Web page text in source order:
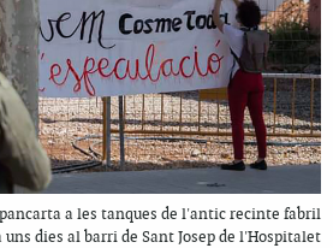
a les tanques de l'antic recinte fabril
dies al barri de Sant Josep de l'Hospitalet